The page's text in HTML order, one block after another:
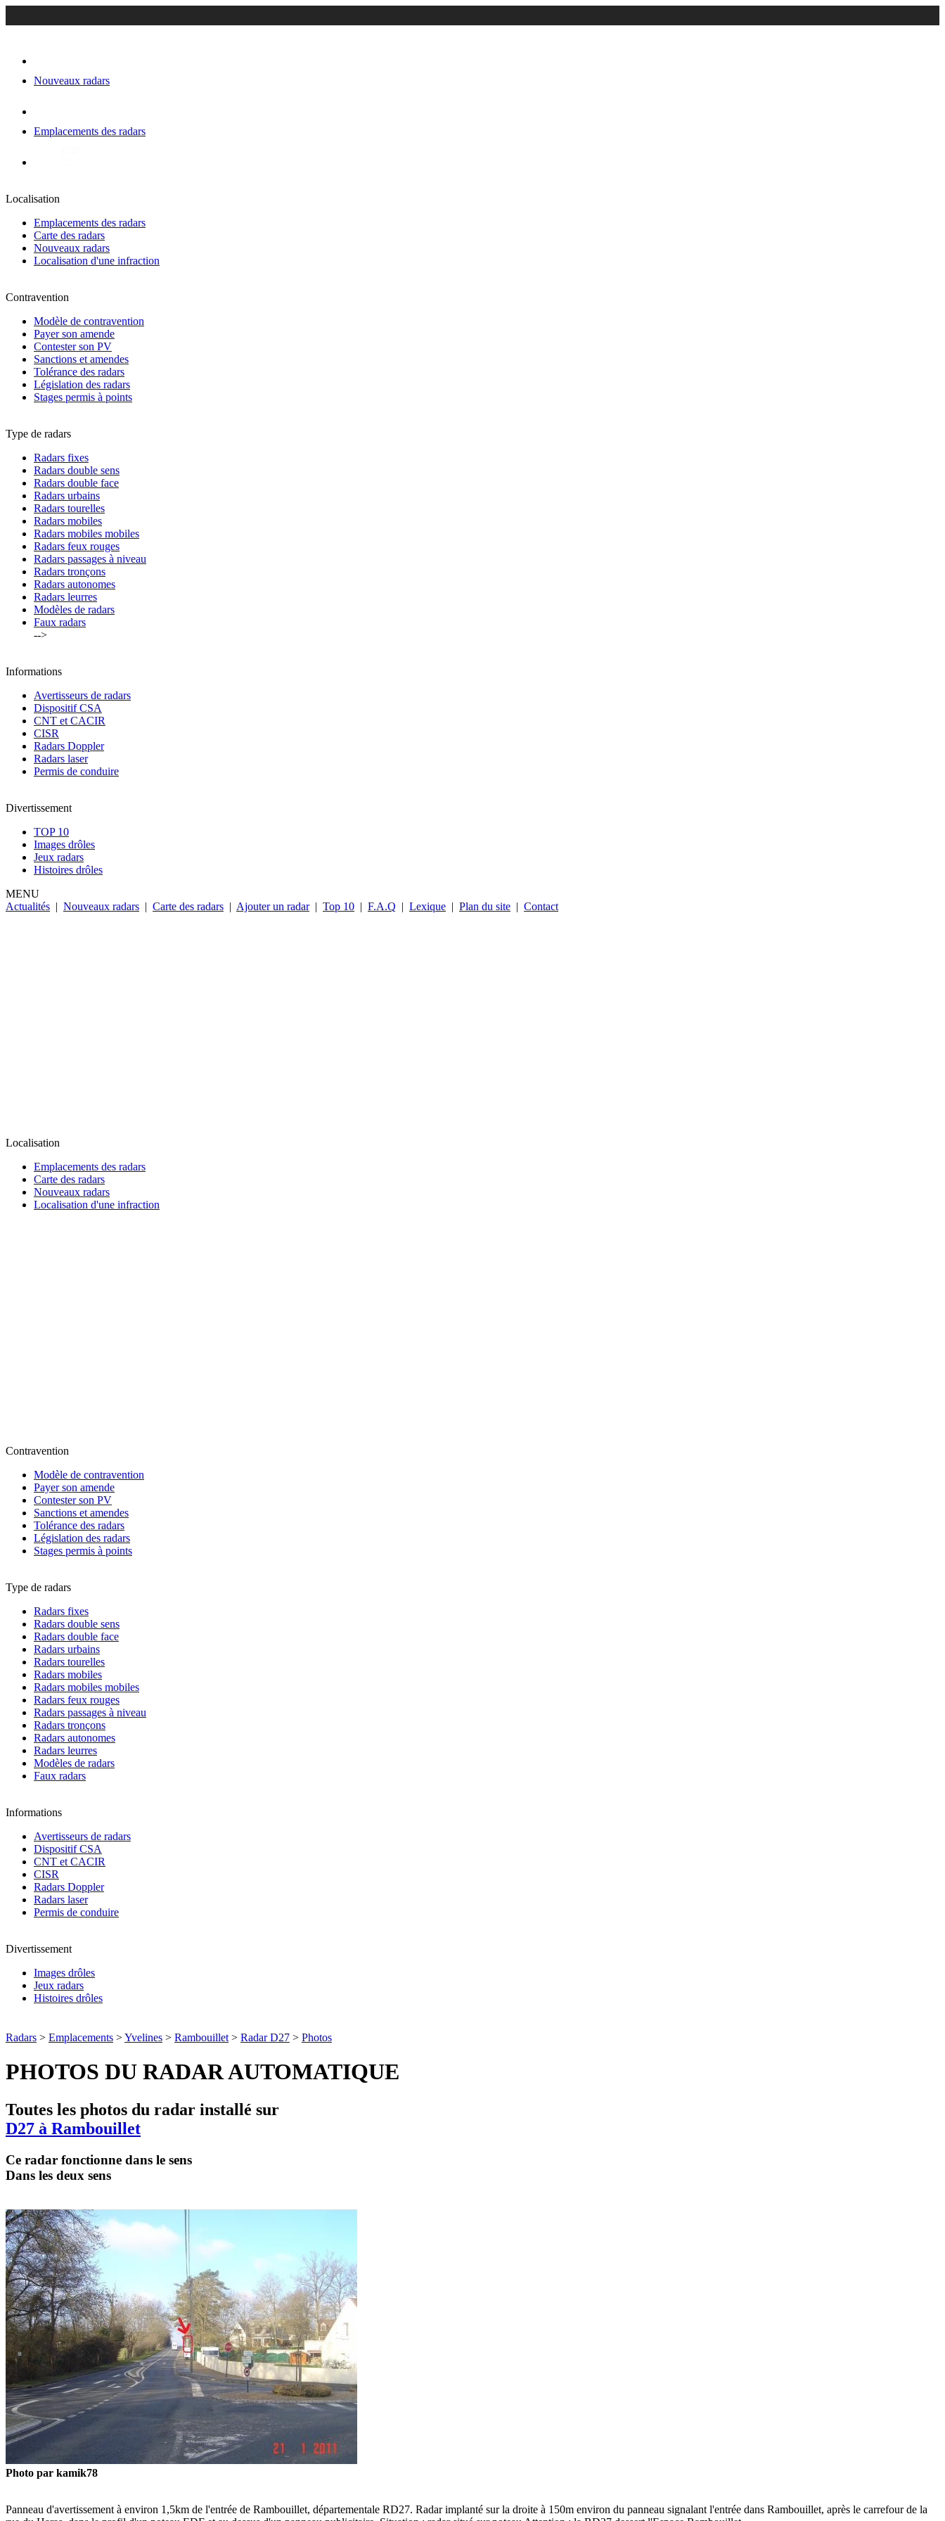
Nouveaux radars
Emplacements des radars
Localisation
Emplacements des radars
Carte des radars
Nouveaux radars
Localisation d'une infraction
Contravention
Modèle de contravention
Payer son amende
Contester son PV
Sanctions et amendes
Tolérance des radars
Législation des radars
Stages permis à points
Type de radars
Radars fixes
Radars double sens
Radars double face
Radars urbains
Radars tourelles
Radars mobiles
Radars mobiles mobiles
Radars feux rouges
Radars passages à niveau
Radars tronçons
Radars autonomes
Radars leurres
Modèles de radars
Faux radars
-->
Informations
Avertisseurs de radars
Dispositif CSA
CNT et CACIR
CISR
Radars Doppler
Radars laser
Permis de conduire
Divertissement
TOP 10
Images drôles
Jeux radars
Histoires drôles
MENU
Actualités | Nouveaux radars | Carte des radars | Ajouter un radar | Top 10 | F.A.Q | Lexique | Plan du site | Contact
Localisation
Emplacements des radars
Carte des radars
Nouveaux radars
Localisation d'une infraction
Contravention
Modèle de contravention
Payer son amende
Contester son PV
Sanctions et amendes
Tolérance des radars
Législation des radars
Stages permis à points
Type de radars
Radars fixes
Radars double sens
Radars double face
Radars urbains
Radars tourelles
Radars mobiles
Radars mobiles mobiles
Radars feux rouges
Radars passages à niveau
Radars tronçons
Radars autonomes
Radars leurres
Modèles de radars
Faux radars
Informations
Avertisseurs de radars
Dispositif CSA
CNT et CACIR
CISR
Radars Doppler
Radars laser
Permis de conduire
Divertissement
Images drôles
Jeux radars
Histoires drôles
Radars > Emplacements >Yvelines > Rambouillet > Radar D27 > Photos
PHOTOS DU RADAR AUTOMATIQUE
Toutes les photos du radar installé sur
D27 à Rambouillet
Ce radar fonctionne dans le sens
Dans les deux sens
Photo par kamik78
Panneau d'avertissement à environ 1,5km de l'entrée de Rambouillet, départementale RD27. Radar implanté sur la droite à 150m environ du panneau signalant l'entrée dans Rambouillet, après le carrefour de la